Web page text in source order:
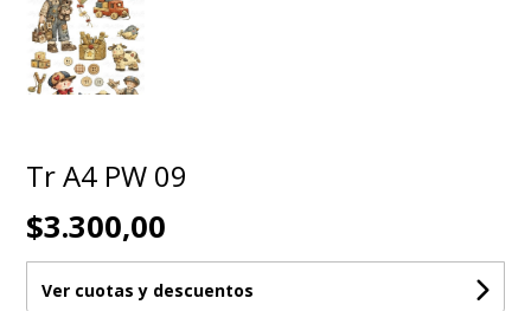
Tr A4 PW 09
$3.300,00
Ver cuotas y descuentos